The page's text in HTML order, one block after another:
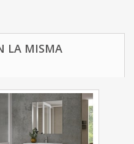
LA MISMA